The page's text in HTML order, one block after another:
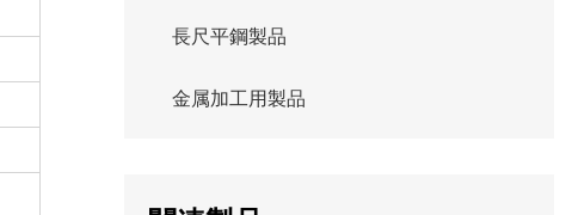
長尺平鋼製品
金属加工用製品